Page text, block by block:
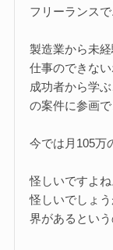
フリーランス
製造業から未経
仕事のできな
成功者から学
の案件に参画で
今では月105万
怪しいですよね
怪しいでしょ
界があるとい